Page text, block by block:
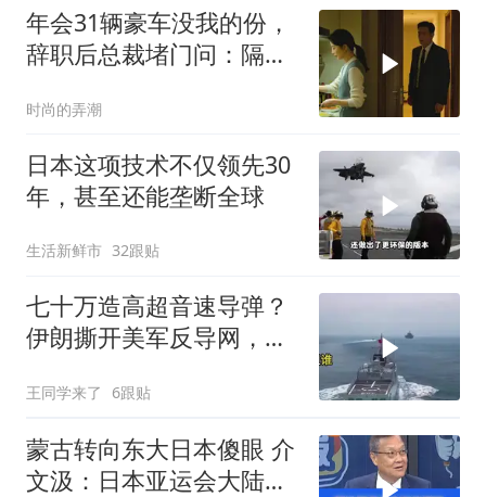
年会31辆豪车没我的份，
辞职后总裁堵门问：隔壁
时尚的弄潮
日本这项技术不仅领先30
年，甚至还能垄断全球
生活新鲜市 32跟贴
七十万造高超音速导弹？
伊朗撕开美军反导网，炸
王同学来了 6跟贴
蒙古转向东大日本傻眼 介
文汲：日本亚运会大陆派